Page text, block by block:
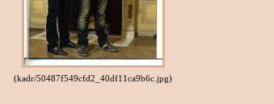
(kadr/50487f549cfd2_40df11ca9b6c.jpg)